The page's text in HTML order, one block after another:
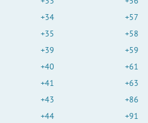
+34
+35
+39
+40
+41
+43
+44
+57
+58
+59
+61
+63
+86
+91